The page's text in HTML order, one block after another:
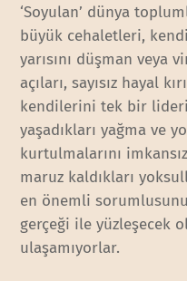
‘Soyulan’ dünya
büyük cehaletleri,
yarısını düşman veya
açıları, sayısız hayal
kendilerini tek bir
yaşadıkları yağma ve
kurtulmalarını
maruz kaldıkları
en önemli
gerçeği ile yüzleşecek
ulaşamıyorlar.